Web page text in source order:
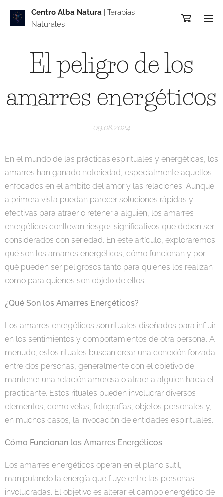
Centro Alba Natura | Terapias
Naturales
El peligro de los
amarres energéticos
09.08.2024
En el mundo de las prácticas espirituales y energéticas, los
amarres han ganado notoriedad, especialmente aquellos
enfocados en el ámbito del amor y las relaciones. Aunque
a primera vista puedan parecer soluciones rápidas y
efectivas para atraer o retener a alguien, los amarres
energéticos conllevan riesgos significativos que deben ser
considerados con seriedad. En este artículo, exploraremos
qué son los amarres energéticos, cómo funcionan y por
qué pueden ser peligrosos tanto para quienes los realizan
como para quienes son objeto de ellos.
¿Qué Son los Amarres Energéticos?
Los amarres energéticos son rituales diseñados para influir
en los sentimientos y comportamientos de otra persona. A
menudo, estos rituales buscan crear una conexión forzada
entre dos personas, generalmente con el objetivo de
mantener una relación amorosa o atraer a alguien hacia el
practicante. Estos rituales pueden involucrar diversos
elementos, como velas, fotografías, objetos personales y,
en muchos casos, la invocación de entidades espirituales.
Cómo Funcionan los Amarres Energéticos
Los amarres energéticos operan en el plano sutil,
manipulando la energía que fluye entre las personas
involucradas. El objetivo es alterar el campo energético de